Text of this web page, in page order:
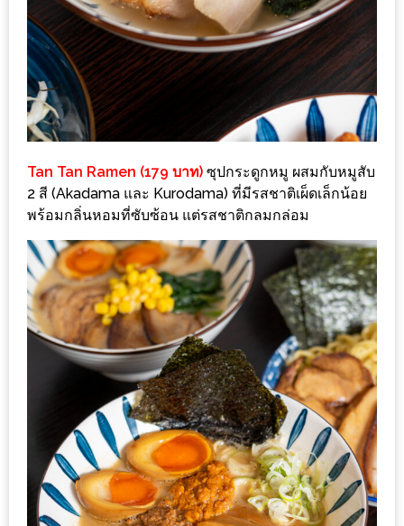
มา
ม่วน
กั๋น
บน
INSTAGRAM
โปร
นวัน
แม่
แห่ง
ชาติ
2557
ร้าน
หมู
กระทะ
ทั่ว
เชียงใหม่
Tan Tan Ramen (179 บาท) ซุปกระดูกหมู ผสมกับหมูสับ
2 สี (Akadama และ Kurodama) ที่มีรสชาติเผ็ดเล็กน้อย
พร้อมกลิ่นหอมที่ซับซ้อน แต่รสชาติกลมกล่อม